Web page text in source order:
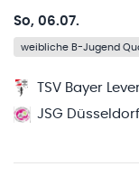
So, 06.07.
weibliche B-Jugend
TSV Bayer
JSG